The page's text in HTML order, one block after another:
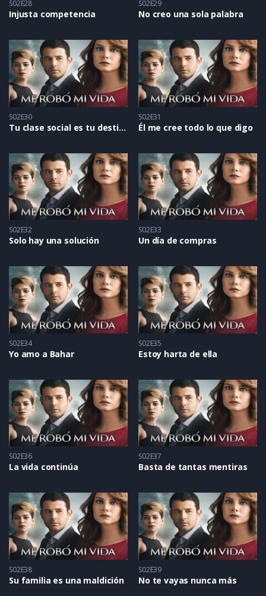
S02E28
Injusta competencia
S02E29
No creo una sola palabra
S02E30
Tu clase social es tu destino
S02E31
Él me cree todo lo que digo
S02E32
Solo hay una solución
S02E33
Un día de compras
S02E34
Yo amo a Bahar
S02E35
Estoy harta de ella
S02E36
La vida continúa
S02E37
Basta de tantas mentiras
S02E38
Su familia es una maldición
S02E39
No te vayas nunca más